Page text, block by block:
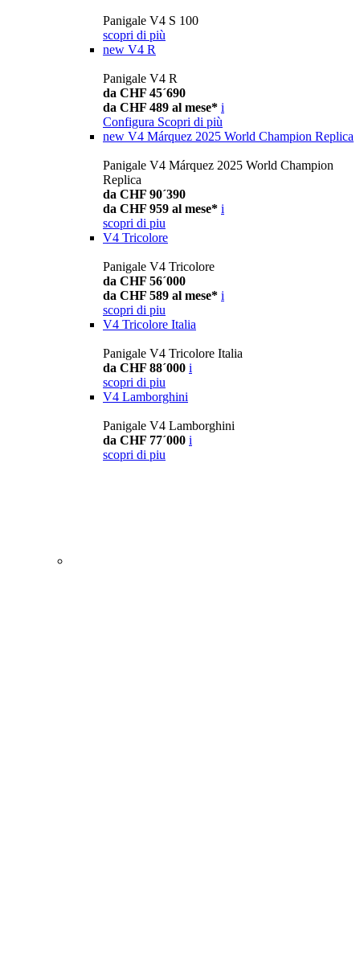
Panigale V4 S 100
scopri di più
new V4 R
Panigale V4 R
da CHF 45´690
da CHF 489 al mese* i
Configura Scopri di più
new V4 Márquez 2025 World Champion Replica
Panigale V4 Márquez 2025 World Champion
Replica
da CHF 90´390
da CHF 959 al mese* i
scopri di piu
V4 Tricolore
Panigale V4 Tricolore
da CHF 56´000
da CHF 589 al mese* i
scopri di piu
V4 Tricolore Italia
Panigale V4 Tricolore Italia
da CHF 88´000 i
scopri di piu
V4 Lamborghini
Panigale V4 Lamborghini
da CHF 77´000 i
scopri di piu